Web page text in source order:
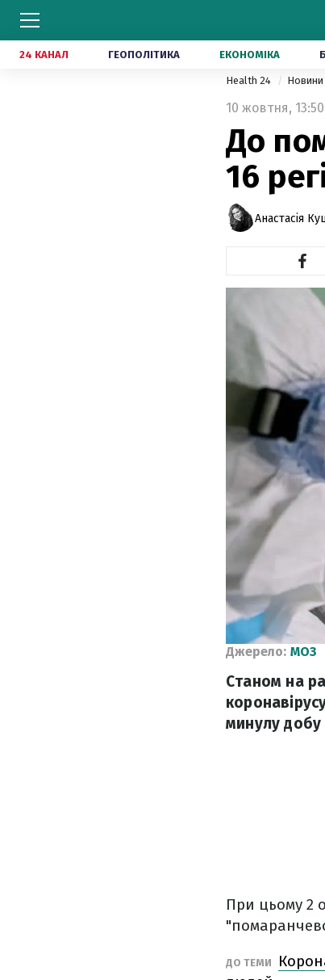
24 КАНАЛ ГЕОПОЛІТИКА ЕКОНОМІКА
Health 24 Новини
10 жовтня, 13:50
До
16
Анастасія
Джерело: МОЗ
Станом на
минулу добу
При цьому 2
ДО ТЕМИ